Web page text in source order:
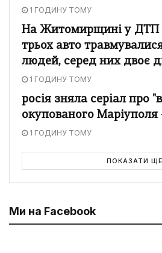
1 ГОДИНУ ТОМУ
На Житомирщині у ДТП
трьох авто
людей, серед них двоє
1 ГОДИНУ ТОМУ
росія зняла серіал про
окупованого
1 ГОДИНУ ТОМУ
ПОКАЗАТИ ЩЕ
Ми на Facebook